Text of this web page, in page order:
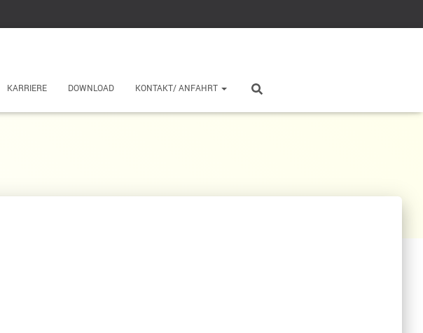
KARRIERE DOWNLOAD KONTAKT/ ANFAHRT